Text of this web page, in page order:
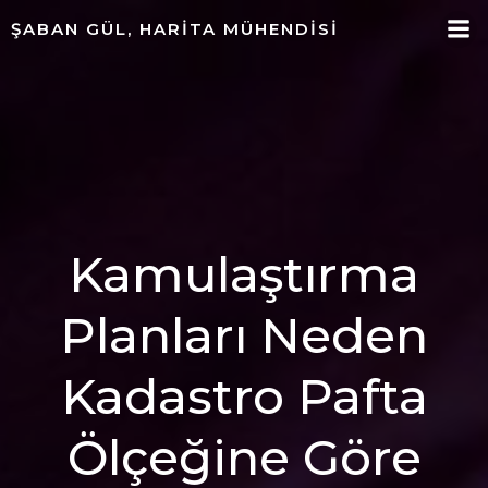
ŞABAN GÜL, HARITA MÜHENDISI
Kamulaştırma
Planları Neden
Kadastro Pafta
Ölçeğine Göre